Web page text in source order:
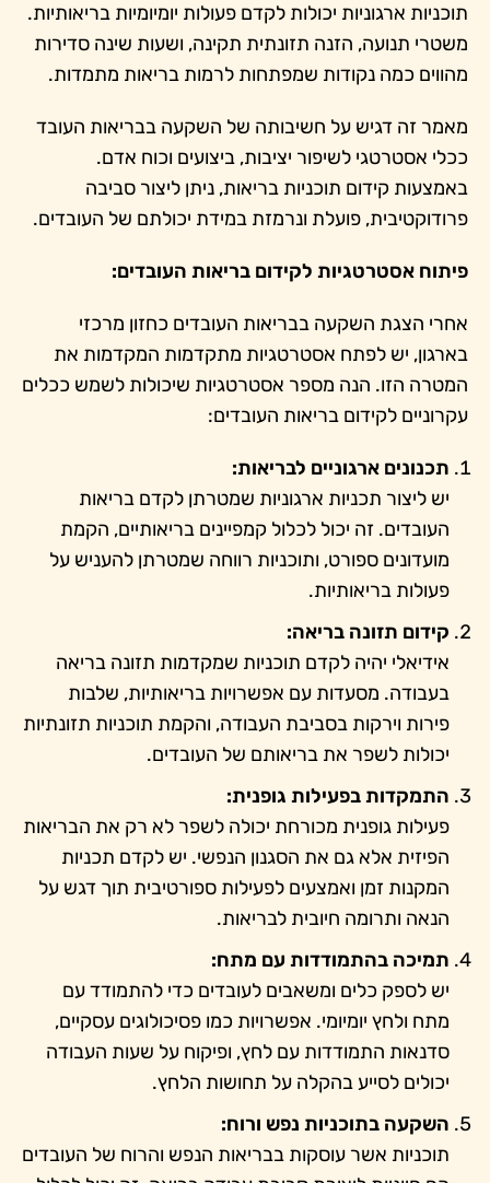
תוכניות ארגוניות יכולות לקדם פעולות יומיומיות בריאותיות.
משטרי תנועה, הזנה תזונתית תקינה, ושעות שינה סדירות
מהווים כמה נקודות שמפתחות לרמות בריאות מתמדות.
מאמר זה דגיש על חשיבותה של השקעה בבריאות העובד
ככלי אסטרטגי לשיפור יציבות, ביצועים וכוח אדם.
באמצעות קידום תוכניות בריאות, ניתן ליצור סביבה
פרודוקטיבית, פועלת ונרמזת במידת יכולתם של העובדים.
פיתוח אסטרטגיות לקידום בריאות העובדים:
אחרי הצגת השקעה בבריאות העובדים כחזון מרכזי
בארגון, יש לפתח אסטרטגיות מתקדמות המקדמות את
המטרה הזו. הנה מספר אסטרטגיות שיכולות לשמש ככלים
עקרוניים לקידום בריאות העובדים:
תכנונים ארגוניים לבריאות:
יש ליצור תכניות ארגוניות שמטרתן לקדם בריאות
העובדים. זה יכול לכלול קמפיינים בריאותיים, הקמת
מועדונים ספורט, ותוכניות רווחה שמטרתן להעניש על
פעולות בריאותיות.
קידום תזונה בריאה:
אידיאלי יהיה לקדם תוכניות שמקדמות תזונה בריאה
בעבודה. מסעדות עם אפשרויות בריאותיות, שלבות
פירות וירקות בסביבת העבודה, והקמת תוכניות תזונתיות
יכולות לשפר את בריאותם של העובדים.
התמקדות בפעילות גופנית:
פעילות גופנית מכורחת יכולה לשפר לא רק את הבריאות
הפיזית אלא גם את הסגנון הנפשי. יש לקדם תכניות
המקנות זמן ואמצעים לפעילות ספורטיבית תוך דגש על
הנאה ותרומה חיובית לבריאות.
תמיכה בהתמודדות עם מתח:
יש לספק כלים ומשאבים לעובדים כדי להתמודד עם
מתח ולחץ יומיומי. אפשרויות כמו פסיכולוגים עסקיים,
סדנאות התמודדות עם לחץ, ופיקוח על שעות העבודה
יכולים לסייע בהקלה על תחושות הלחץ.
השקעה בתוכניות נפש ורוח:
תוכניות אשר עוסקות בבריאות הנפש והרוח של העובדים